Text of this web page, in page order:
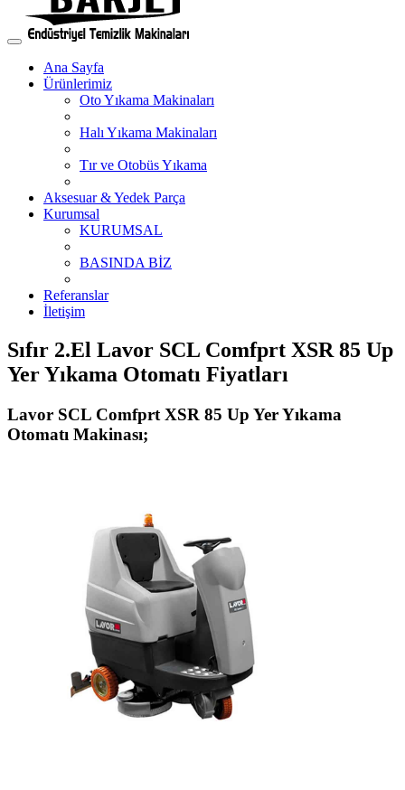
Ana Sayfa
Ürünlerimiz
Oto Yıkama Makinaları
Halı Yıkama Makinaları
Tır ve Otobüs Yıkama
Aksesuar & Yedek Parça
Kurumsal
KURUMSAL
BASINDA BİZ
Referanslar
İletişim
Sıfır 2.El Lavor SCL Comfprt XSR 85 Up
Yer Yıkama Otomatı Fiyatları
Lavor SCL Comfprt XSR 85 Up Yer Yıkama
Otomatı Makinası;